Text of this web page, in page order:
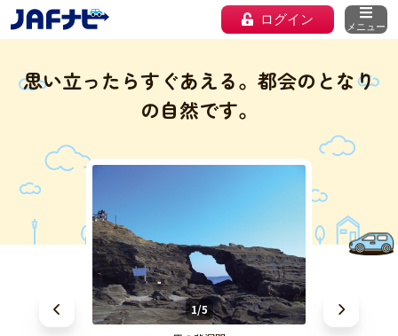
ログイン メニュー
思い立ったらすぐあえる。都会のとなり
の自然です。
1/5